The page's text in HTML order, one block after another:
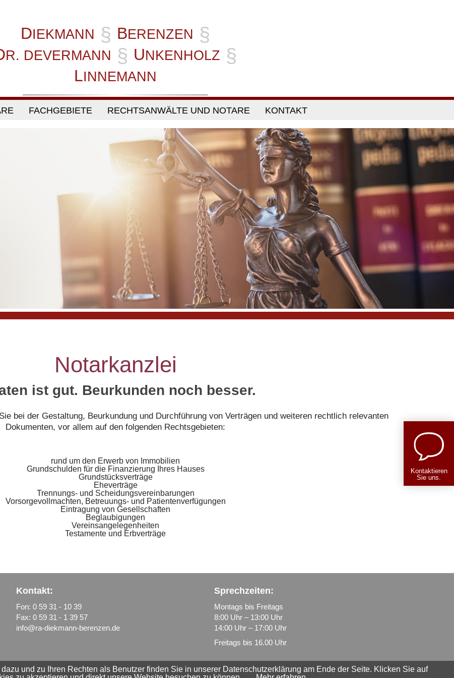
DIEKMANN § BERENZEN §
R. DEVERMANN § UNKENHOLZ §
LINNEMANN
überspringen
FACHGEBIETE RECHTSANWÄLTE UND NOTARE KONTAKT
Notarkanzlei
ist gut. Beurkunden noch besser.
bei der Gestaltung, Beurkundung und Durchführung von Verträgen und weiteren rechtlich relevanten
Dokumenten, vor allem auf den folgenden Rechtsgebieten:
rund um den Erwerb von Immobilien
Grundschulden für die Finanzierung Ihres Hauses
Grundstücksverträge
Eheverträge
Trennungs- und Scheidungsvereinbarungen
Vorsorgevollmachten, Betreuungs- und Patientenverfügungen
Eintragung von Gesellschaften
Beglaubigungen
Vereinsangelegenheiten
Testamente und Erbverträge
Kontaktieren
Sie uns.
Kontakt:
Fon: 0 59 31 - 10 39
Fax: 0 59 31 - 1 39 57
info@ra-diekmann-berenzen.de
Sprechzeiten:
Montags bis Freitags
8:00 Uhr – 13:00 Uhr
14:00 Uhr – 17:00 Uhr
Freitags bis 16.00 Uhr
und zu Ihren Rechten als Benutzer finden Sie in unserer Datenschutzerklärung am Ende der Seite. Klicken Sie auf